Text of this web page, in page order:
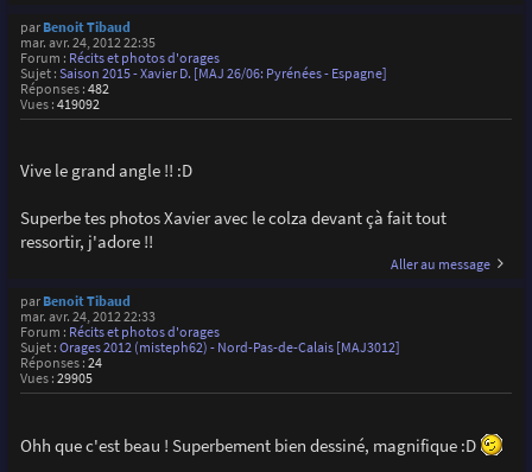
par Benoit Tibaud
mar. avr. 24, 2012 22:35
Forum : Récits et photos d'orages
Sujet : Saison 2015 - Xavier D. [MAJ 26/06: Pyrénées - Espagne]
Réponses : 482
Vues : 419092
Vive le grand angle !! :D
Superbe tes photos Xavier avec le colza devant çà fait tout
ressortir, j'adore !!
Aller au message
par Benoit Tibaud
mar. avr. 24, 2012 22:33
Forum : Récits et photos d'orages
Sujet : Orages 2012 (misteph62) - Nord-Pas-de-Calais [MAJ3012]
Réponses : 24
Vues : 29905
Ohh que c'est beau ! Superbement bien dessiné, magnifique :D